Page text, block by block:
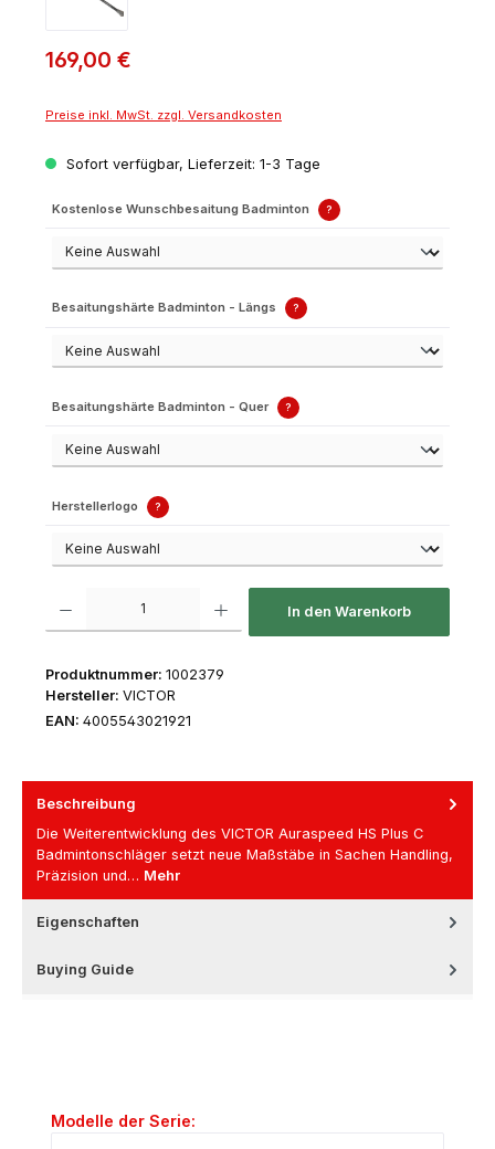
169,00 €
Preise inkl. MwSt. zzgl. Versandkosten
Sofort verfügbar, Lieferzeit: 1-3 Tage
Kostenlose Wunschbesaitung Badminton ?
Besaitungshärte Badminton - Längs ?
Besaitungshärte Badminton - Quer ?
Herstellerlogo ?
In den Warenkorb
Produktnummer: 1002379
Hersteller: VICTOR
EAN: 4005543021921
Beschreibung
Die Weiterentwicklung des VICTOR Auraspeed HS Plus C
Badmintonschläger setzt neue Maßstäbe in Sachen Handling,
Präzision und… Mehr
Eigenschaften
Buying Guide
Produktgalerie überspringen
Modelle der Serie: